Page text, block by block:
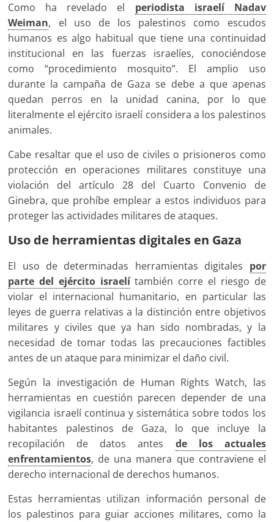
Como ha revelado el periodista israelí Nadav
Weiman, el uso de los palestinos como escudos
humanos es algo habitual que tiene una continuidad
institucional en las fuerzas israelíes, conociéndose
como “procedimiento mosquito”. El amplio uso
durante la campaña de Gaza se debe a que apenas
quedan perros en la unidad canina, por lo que
literalmente el ejército israelí considera a los palestinos
animales.
Cabe resaltar que el uso de civiles o prisioneros como
protección en operaciones militares constituye una
violación del artículo 28 del Cuarto Convenio de
Ginebra, que prohíbe emplear a estos individuos para
proteger las actividades militares de ataques.
Uso de herramientas digitales en Gaza
El uso de determinadas herramientas digitales por
parte del ejército israelítambién corre el riesgo de
violar el internacional humanitario, en particular las
leyes de guerra relativas a la distinción entre objetivos
militares y civiles que ya han sido nombradas, y la
necesidad de tomar todas las precauciones factibles
antes de un ataque para minimizar el daño civil.
Según la investigación de Human Rights Watch, las
herramientas en cuestión parecen depender de una
vigilancia israelí continua y sistemática sobre todos los
habitantes palestinos de Gaza, lo que incluye la
recopilación de datos antes de los actuales
enfrentamientos, de una manera que contraviene el
derecho internacional de derechos humanos.
Estas herramientas utilizan información personal de
los palestinos para guiar acciones militares, como la